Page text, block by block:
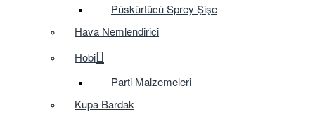
Püskürtücü Sprey Şişe
Hava Nemlendirici
Hobi
Parti Malzemeleri
Kupa Bardak